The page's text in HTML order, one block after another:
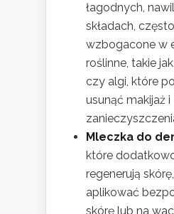
łagodnych,
składach, często
wzbogacone w
roślinne, takie
czy algi, które
usunąć makijaż i
Mleczka do
które
regenerują
aplikować
skórę lub na